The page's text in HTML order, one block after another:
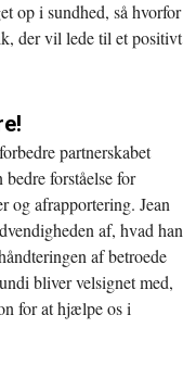
op i sundhed, så hvorfor
der vil lede til et positivt
partnerskabet
forståelse for
og afrapportering. Jean
af, hvad han
af betroede
bliver velsignet med,
for at hjælpe os i